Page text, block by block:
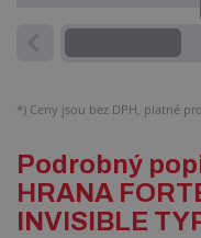
*) Ceny jsou bez DPH, platné
Podrobný
HRANA
INVISIBLE